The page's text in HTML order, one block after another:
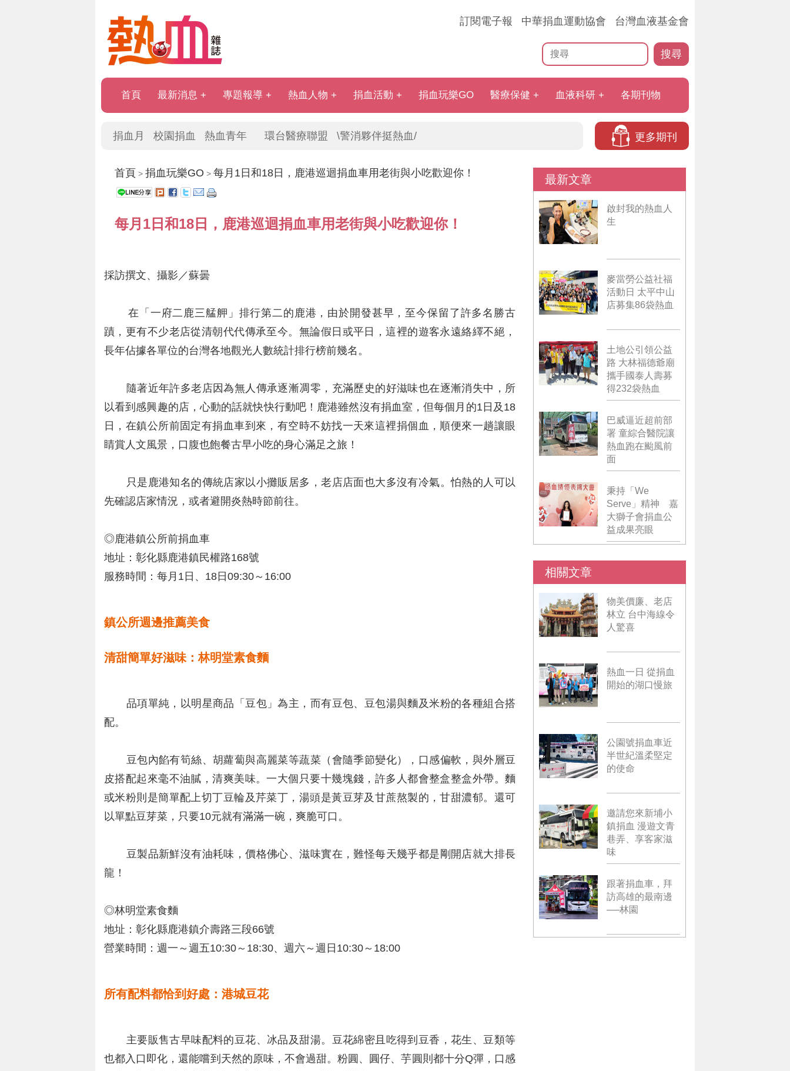
訂閱電子報 中華捐血運動協會 台灣血液基金會
搜尋
首頁 最新消息 專題報導 熱血人物 捐血活動 捐血玩樂GO 醫療保健 血液科研 各期刊物
捐血月 校園捐血 熱血青年 環台醫療聯盟 \警消夥伴挺熱血/ 更多期刊
首頁 > 捐血玩樂GO > 每月1日和18日，鹿港巡迴捐血車用老街與小吃歡迎你！
每月1日和18日，鹿港巡迴捐血車用老街與小吃歡迎你！
採訪撰文、攝影／蘇曇
在「一府二鹿三艋舺」排行第二的鹿港，由於開發甚早，至今保留了許多名勝古
蹟，更有不少老店從清朝代代傳承至今。無論假日或平日，這裡的遊客永遠絡繹不絕，
長年佔據各單位的台灣各地觀光人數統計排行榜前幾名。
隨著近年許多老店因為無人傳承逐漸凋零，充滿歷史的好滋味也在逐漸消失中，所
以看到感興趣的店，心動的話就快快行動吧！鹿港雖然沒有捐血室，但每個月的1日及18
日，在鎮公所前固定有捐血車到來，有空時不妨找一天來這裡捐個血，順便來一趟讓眼
睛賞人文風景，口腹也飽餐古早小吃的身心滿足之旅！
只是鹿港知名的傳統店家以小攤販居多，老店店面也大多沒有冷氣。怕熱的人可以
先確認店家情況，或者避開炎熱時節前往。
◎鹿港鎮公所前捐血車
地址：彰化縣鹿港鎮民權路168號
服務時間：每月1日、18日09:30～16:00
鎮公所週邊推薦美食
清甜簡單好滋味：林明堂素食麵
品項單純，以明星商品「豆包」為主，而有豆包、豆包湯與麵及米粉的各種組合搭
配。
豆包內餡有筍絲、胡蘿蔔與高麗菜等蔬菜（會隨季節變化），口感偏軟，與外層豆
皮搭配起來毫不油膩，清爽美味。一大個只要十幾塊錢，許多人都會整盒整盒外帶。麵
或米粉則是簡單配上切丁豆輪及芹菜丁，湯頭是黃豆芽及甘蔗熬製的，甘甜濃郁。還可
以單點豆芽菜，只要10元就有滿滿一碗，爽脆可口。
豆製品新鮮沒有油耗味，價格佛心、滋味實在，難怪每天幾乎都是剛開店就大排長
龍！
◎林明堂素食麵
地址：彰化縣鹿港鎮介壽路三段66號
營業時間：週一～週五10:30～18:30、週六～週日10:30～18:00
所有配料都恰到好處：港城豆花
主要販售古早味配料的豆花、冰品及甜湯。豆花綿密且吃得到豆香，花生、豆類等
也都入口即化，還能嚐到天然的原味，不會過甜。粉圓、圓仔、芋圓則都十分Q彈，口感
最新文章
啟封我的熱血人
生
麥當勞公益社福
活動日 太平中山
店募集86袋熱血
土地公引領公益
路 大林福德爺廟
攜手國泰人壽募
得232袋熱血
巴威逼近超前部
署 童綜合醫院讓
熱血跑在颱風前
面
秉持「We
Serve」精神 嘉
大獅子會捐血公
益成果亮眼
相關文章
物美價廉、老店
林立 台中海線令
人驚喜
熱血一日 從捐血
開始的湖口慢旅
公園號捐血車近
半世紀溫柔堅定
的使命
邀請您來新埔小
鎮捐血 漫遊文青
巷弄、享客家滋
味
跟著捐血車，拜
訪高雄的最南邊
──林園